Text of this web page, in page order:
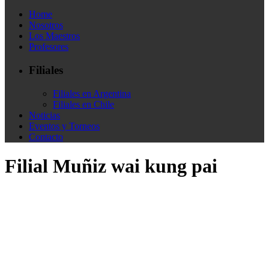
Home
Nosotros
Los Maestros
Profesores
Filiales
Filiales en Argentina
Filiales en Chile
Noticias
Eventos y Torneos
Contacto
Filial Muñiz wai kung pai